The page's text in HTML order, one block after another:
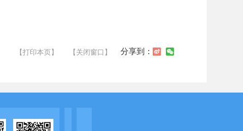
【打印本页】 【关闭窗口】 分享到：